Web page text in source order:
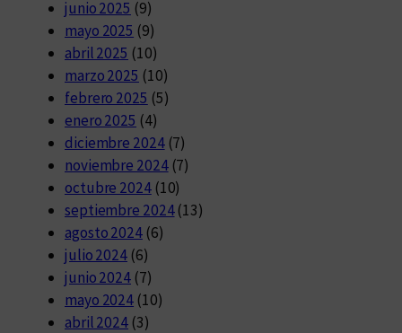
junio 2025 (9)
mayo 2025 (9)
abril 2025 (10)
marzo 2025 (10)
febrero 2025 (5)
enero 2025 (4)
diciembre 2024(7)
noviembre 2024(7)
octubre 2024(10)
septiembre 2024(13)
agosto 2024(6)
julio 2024 (6)
junio 2024 (7)
mayo 2024 (10)
abril 2024 (3)